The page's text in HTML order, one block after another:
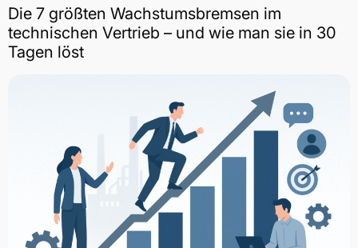
Die 7 größten Wachstumsbremsen im
technischen Vertrieb – und wie man sie in 30
Tagen löst